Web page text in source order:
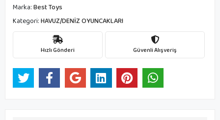
Marka:Best Toys
Kategori:HAVUZ/DENİZ OYUNCAKLARI
Hızlı Gönderi Güvenli Alışveriş